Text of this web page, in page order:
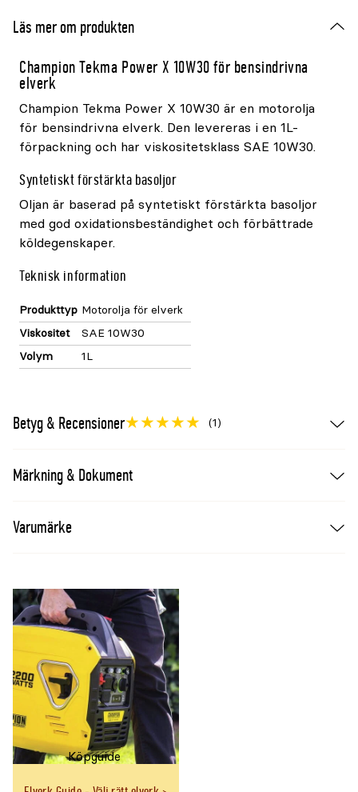
Läs mer om produkten
Champion Tekma Power X 10W30 för bensindrivna
elverk
Champion Tekma Power X 10W30 är en motorolja
för bensindrivna elverk. Den levereras i en 1L-
förpackning och har viskositetsklass SAE 10W30.
Syntetiskt förstärkta basoljor
Oljan är baserad på syntetiskt förstärkta basoljor
med god oxidationsbeständighet och förbättrade
köldegenskaper.
Teknisk information
Produkttyp Motorolja för elverk
Viskositet
SAE 10W30
Volym
1L
Betyg & Recensioner (1)
Märkning & Dokument
Varumärke
Köpguide